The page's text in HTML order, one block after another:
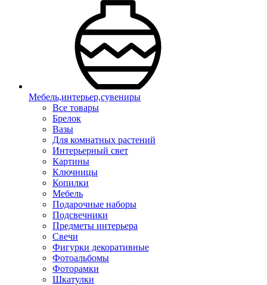
Мебель,интерьер,сувениры
Все товары
Брелок
Вазы
Для комнатных растений
Интерьерный свет
Картины
Ключницы
Копилки
Мебель
Подарочные наборы
Подсвечники
Предметы интерьера
Свечи
Фигурки декоративные
Фотоальбомы
Фоторамки
Шкатулки